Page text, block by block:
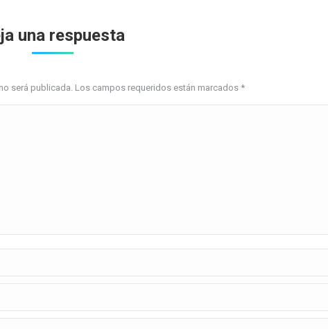
una respuesta
será publicada. Los campos requeridos están marcados *